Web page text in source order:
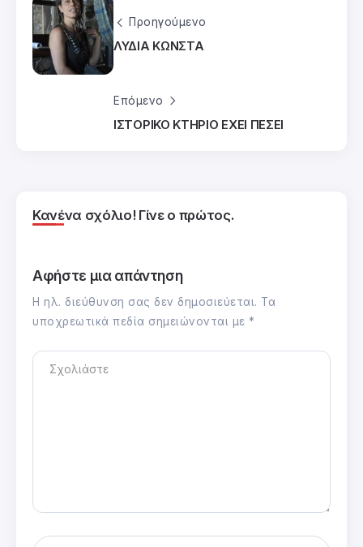
Προηγούμενο
ΛΥΔΙΑ ΚΩΝΣΤΑ
Επόμενο
ΙΣΤΟΡΙΚΟ ΚΤΗΡΙΟ ΕΧΕΙ ΠΕΣΕΙ
Κανένα σχόλιο! Γίνε ο πρώτος.
Αφήστε μια απάντηση
Η ηλ. διεύθυνση σας δεν δημοσιεύεται. Τα
υποχρεωτικά πεδία σημειώνονται με *